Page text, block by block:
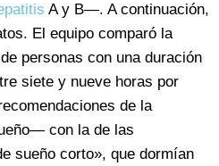
A y B—. A continuación,
El equipo comparó la
personas con una duración
siete y nueve horas por
de la
con la de las
sueño corto», que dormían